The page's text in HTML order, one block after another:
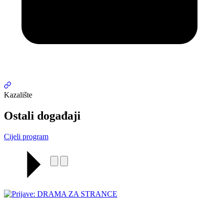
Kazalište
Ostali događaji
Cijeli program